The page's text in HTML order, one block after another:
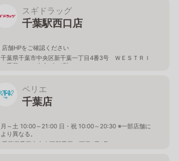
スギドラッグ
千葉駅西口店
店舗HPをご確認ください
千葉県千葉市中央区新千葉一丁目4番3号 ＷＥＳＴＲＩ
Ｏ千葉フコク生命ビル1階
ペリエ
千葉店
月～土 10:00～21:00 日・祝 10:00～20:30 ※一部店舗に
より異なる。
千葉県千葉市中央区新千葉一丁目1番1号